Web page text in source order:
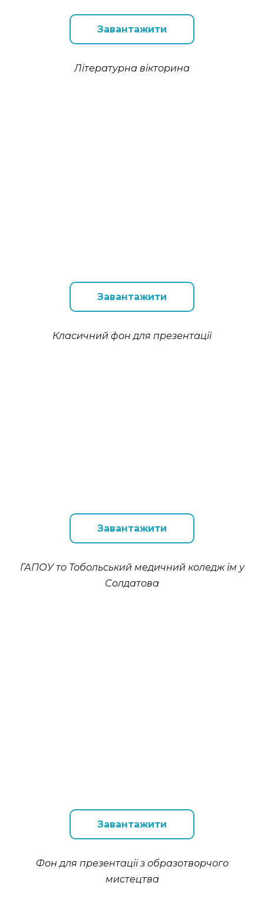
Завантажити
Літературна вікторина
Завантажити
Класичний фон для презентації
Завантажити
ГАПОУ то Тобольський медичний коледж ім у
Солдатова
Завантажити
Фон для презентації з образотворчого
мистецтва